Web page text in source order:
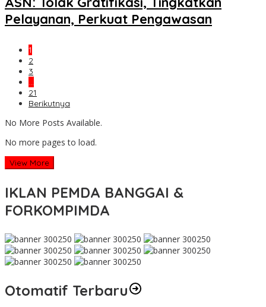
Pelayanan, Perkuat Pengawasan
1
2
3
…
21
Berikutnya
No More Posts Available.
No more pages to load.
View More
IKLAN PEMDA BANGGAI &
FORKOMPIMDA
Otomatif Terbaru